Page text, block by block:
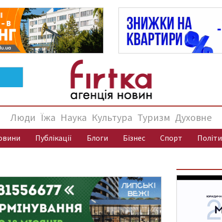
Люди Їжа Наука Культура Туризм Духовне
Публікації Блоги Бізнес Спорт